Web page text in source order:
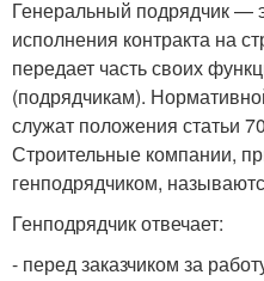
Генеральный подрядчик —
исполнения контракта на
передает часть своих
(подрядчикам).
служат положения статьи
Строительные компании,
генподрядчиком,
Генподрядчик отвечает:
- перед заказчиком за